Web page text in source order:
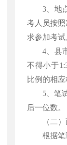
3、地
考人员按
求参加考试
4、县
不得小于
比例的相应
5、笔
后一位数。
（二
根据